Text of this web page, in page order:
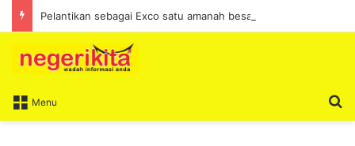
Menu